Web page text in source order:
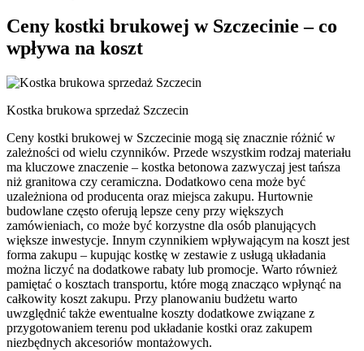
Ceny kostki brukowej w Szczecinie – co
wpływa na koszt
Kostka brukowa sprzedaż Szczecin
Ceny kostki brukowej w Szczecinie mogą się znacznie różnić w
zależności od wielu czynników. Przede wszystkim rodzaj materiału
ma kluczowe znaczenie – kostka betonowa zazwyczaj jest tańsza
niż granitowa czy ceramiczna. Dodatkowo cena może być
uzależniona od producenta oraz miejsca zakupu. Hurtownie
budowlane często oferują lepsze ceny przy większych
zamówieniach, co może być korzystne dla osób planujących
większe inwestycje. Innym czynnikiem wpływającym na koszt jest
forma zakupu – kupując kostkę w zestawie z usługą układania
można liczyć na dodatkowe rabaty lub promocje. Warto również
pamiętać o kosztach transportu, które mogą znacząco wpłynąć na
całkowity koszt zakupu. Przy planowaniu budżetu warto
uwzględnić także ewentualne koszty dodatkowe związane z
przygotowaniem terenu pod układanie kostki oraz zakupem
niezbędnych akcesoriów montażowych.